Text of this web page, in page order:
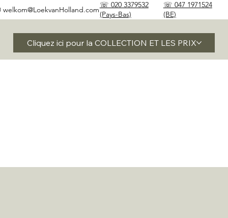
Cliquez ici pour la COLLECTION ET LES PRIX
☏ 020 3379532
(Pays-Bas)
☏ 047 1971524
(BE)
welkom@LoekvanHolland.com